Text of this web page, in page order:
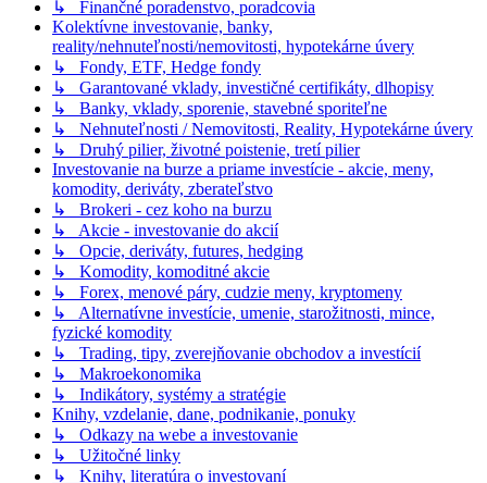
↳ Finančné poradenstvo, poradcovia
Kolektívne investovanie, banky,
reality/nehnuteľnosti/nemovitosti, hypotekárne úvery
↳ Fondy, ETF, Hedge fondy
↳ Garantované vklady, investičné certifikáty, dlhopisy
↳ Banky, vklady, sporenie, stavebné sporiteľne
↳ Nehnuteľnosti / Nemovitosti, Reality, Hypotekárne úvery
↳ Druhý pilier, životné poistenie, tretí pilier
Investovanie na burze a priame investície - akcie, meny,
komodity, deriváty, zberateľstvo
↳ Brokeri - cez koho na burzu
↳ Akcie - investovanie do akcií
↳ Opcie, deriváty, futures, hedging
↳ Komodity, komoditné akcie
↳ Forex, menové páry, cudzie meny, kryptomeny
↳ Alternatívne investície, umenie, starožitnosti, mince,
fyzické komodity
↳ Trading, tipy, zverejňovanie obchodov a investícií
↳ Makroekonomika
↳ Indikátory, systémy a stratégie
Knihy, vzdelanie, dane, podnikanie, ponuky
↳ Odkazy na webe a investovanie
↳ Užitočné linky
↳ Knihy, literatúra o investovaní